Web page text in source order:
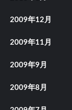
2009年12月
2009年11月
2009年9月
2009年8月